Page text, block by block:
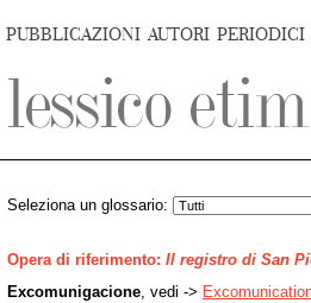
PUBBLICAZIONI AUTORI PERIODICI
Seleziona un glossario:
Opera di riferimento: Il registro di San
Excomunigacione , vedi ->